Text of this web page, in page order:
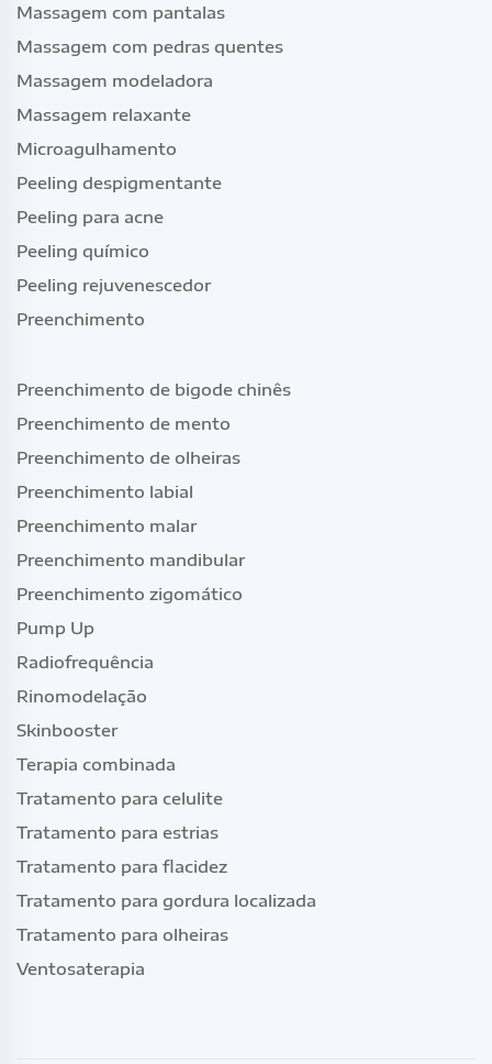
Massagem com pantalas
Massagem com pedras quentes
Massagem modeladora
Massagem relaxante
Microagulhamento
Peeling despigmentante
Peeling para acne
Peeling químico
Peeling rejuvenescedor
Preenchimento
Preenchimento de bigode chinês
Preenchimento de mento
Preenchimento de olheiras
Preenchimento labial
Preenchimento malar
Preenchimento mandibular
Preenchimento zigomático
Pump Up
Radiofrequência
Rinomodelação
Skinbooster
Terapia combinada
Tratamento para celulite
Tratamento para estrias
Tratamento para flacidez
Tratamento para gordura localizada
Tratamento para olheiras
Ventosaterapia